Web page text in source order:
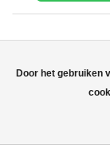
Door het gebruiken